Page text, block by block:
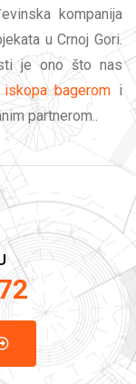
kompanija
u Crnoj Gori.
je ono što nas
iskopa bagerom i
partnerom..